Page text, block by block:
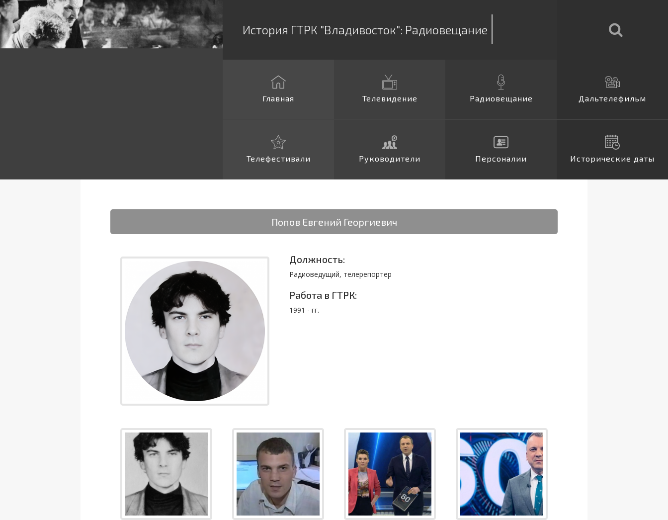
История ГТРК "Владивосток": Радиовещание
Главная Телевидение Радиовещание Дальтелефильм
Телефестивали Руководители Персоналии Исторические даты
Попов Евгений Георгиевич
Должность:
Радиоведущий, телерепортер
Работа в ГТРК:
1991 - гг.